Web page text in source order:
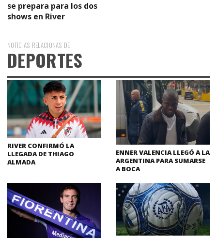
se prepara para los dos
shows en River
NOTICIAS RELACIONAS DE
DEPORTES
RIVER CONFIRMÓ LA
LLEGADA DE THIAGO
ALMADA
ENNER VALENCIA LLEGÓ A LA
ARGENTINA PARA SUMARSE
A BOCA